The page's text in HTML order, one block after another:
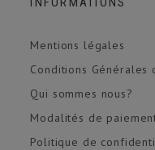
Mentions légales
Conditions Générales
Qui sommes nous?
Modalités de
Politique de